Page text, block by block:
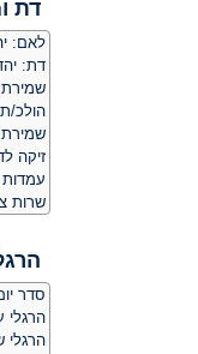
דת
לאם:
דת:
הולכ/
זיקה
עמדות
שרות
סדר
הרגלי
הרגלי